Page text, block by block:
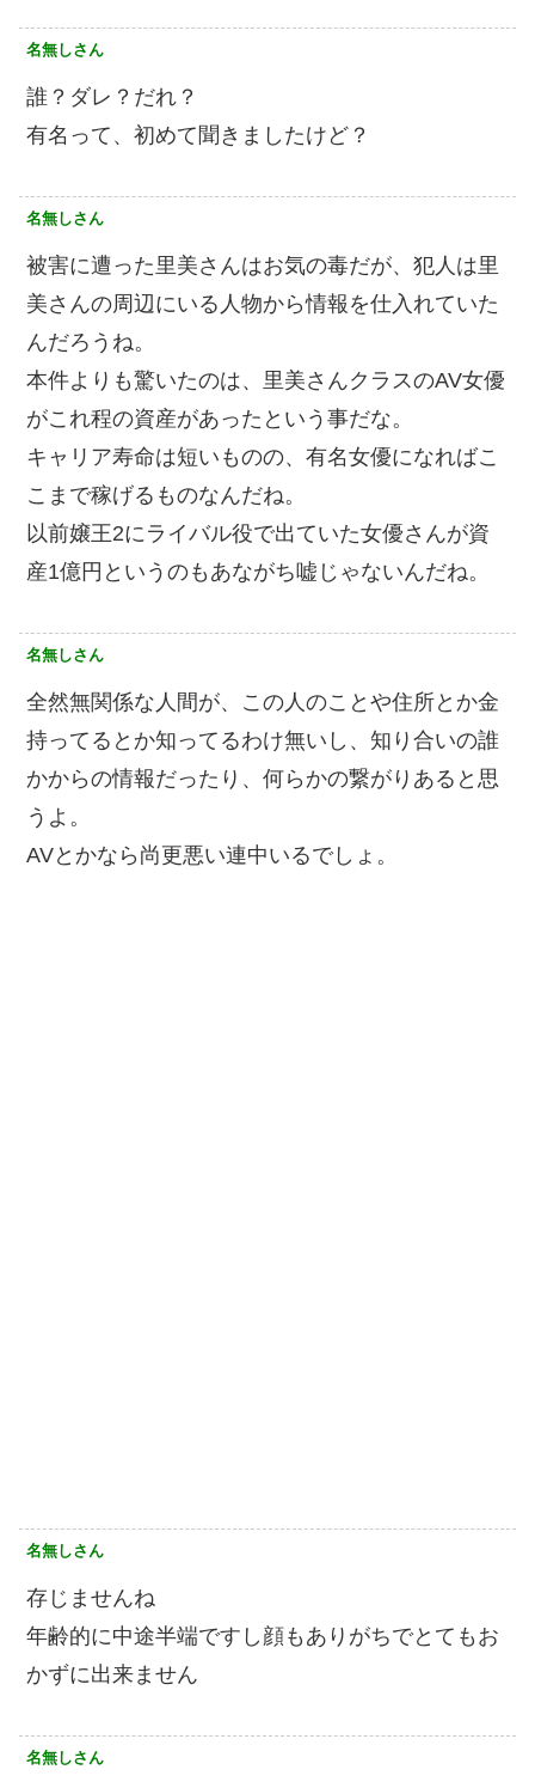
名無しさん
誰？ダレ？だれ？
有名って、初めて聞きましたけど？
名無しさん
被害に遭った里美さんはお気の毒だが、犯人は里
美さんの周辺にいる人物から情報を仕入れていた
んだろうね。
本件よりも驚いたのは、里美さんクラスのAV女優
がこれ程の資産があったという事だな。
キャリア寿命は短いものの、有名女優になればこ
こまで稼げるものなんだね。
以前嬢王2にライバル役で出ていた女優さんが資
産1億円というのもあながち嘘じゃないんだね。
名無しさん
全然無関係な人間が、この人のことや住所とか金
持ってるとか知ってるわけ無いし、知り合いの誰
かからの情報だったり、何らかの繋がりあると思
うよ。
AVとかなら尚更悪い連中いるでしょ。
名無しさん
存じませんね
年齢的に中途半端ですし顔もありがちでとてもお
かずに出来ません
名無しさん